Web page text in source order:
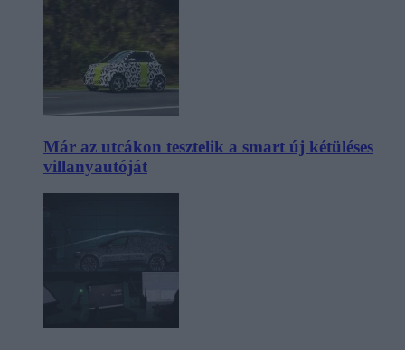
Már az utcákon tesztelik a smart új kétüléses
villanyautóját